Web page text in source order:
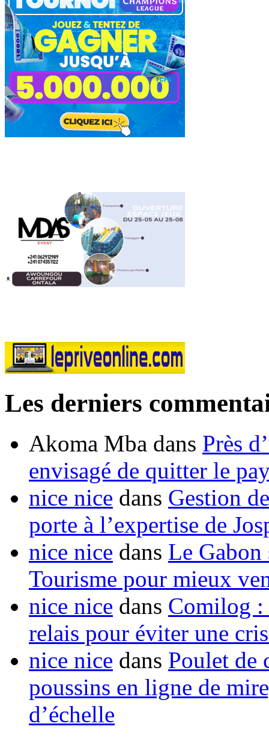
Les derniers
Akoma Mba dans Près
envisagé de quitter le
nice nice dans Gestion
porte à l’expertise de
nice nice dans Le Gabon
Tourisme pour mieux
nice nice dans Comilog :
relais pour éviter une
nice nice dans Poulet de
poussins en ligne de
d’échelle